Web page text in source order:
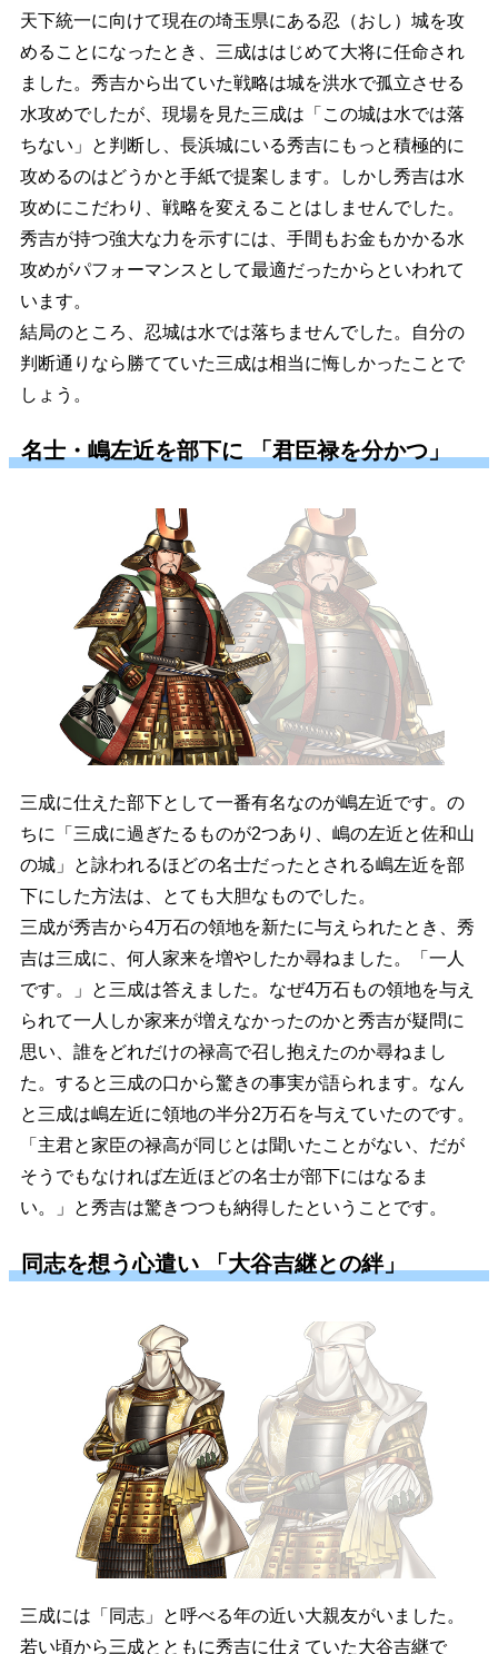
天下統一に向けて現在の埼玉県にある忍（おし）城を攻
めることになったとき、三成ははじめて大将に任命され
ました。秀吉から出ていた戦略は城を洪水で孤立させる
水攻めでしたが、現場を見た三成は「この城は水では落
ちない」と判断し、長浜城にいる秀吉にもっと積極的に
攻めるのはどうかと手紙で提案します。しかし秀吉は水
攻めにこだわり、戦略を変えることはしませんでした。
秀吉が持つ強大な力を示すには、手間もお金もかかる水
攻めがパフォーマンスとして最適だったからといわれて
います。
結局のところ、忍城は水では落ちませんでした。自分の
判断通りなら勝てていた三成は相当に悔しかったことで
しょう。
名士・嶋左近を部下に 「君臣禄を分かつ」
三成に仕えた部下として一番有名なのが嶋左近です。の
ちに「三成に過ぎたるものが2つあり、嶋の左近と佐和山
の城」と詠われるほどの名士だったとされる嶋左近を部
下にした方法は、とても大胆なものでした。
三成が秀吉から4万石の領地を新たに与えられたとき、秀
吉は三成に、何人家来を増やしたか尋ねました。「一人
です。」と三成は答えました。なぜ4万石もの領地を与え
られて一人しか家来が増えなかったのかと秀吉が疑問に
思い、誰をどれだけの禄高で召し抱えたのか尋ねまし
た。すると三成の口から驚きの事実が語られます。なん
と三成は嶋左近に領地の半分2万石を与えていたのです。
「主君と家臣の禄高が同じとは聞いたことがない、だが
そうでもなければ左近ほどの名士が部下にはなるま
い。」と秀吉は驚きつつも納得したということです。
同志を想う心遣い 「大谷吉継との絆」
三成には「同志」と呼べる年の近い大親友がいました。
若い頃から三成とともに秀吉に仕えていた大谷吉継で